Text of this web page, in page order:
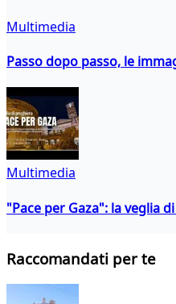
Multimedia
Passo dopo passo, le
Multimedia
"Pace per Gaza": la veglia
Raccomandati per te